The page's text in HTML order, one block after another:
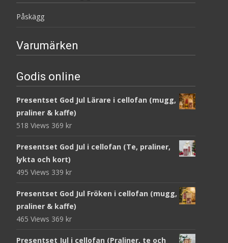
Påskägg
Varumärken
Godis online
Presentset God Jul Lärare i cellofan (mugg,
praliner & kaffe)
518 Views 369 kr
Presentset God Jul i cellofan (Te, praliner,
lykta och kort)
495 Views 339 kr
Presentset God Jul Fröken i cellofan (mugg,
praliner & kaffe)
465 Views 369 kr
Presentset Jul i cellofan (Praliner, te och